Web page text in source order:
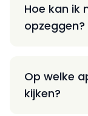
Hoe kan ik
opzeggen?
Op welke
kijken?